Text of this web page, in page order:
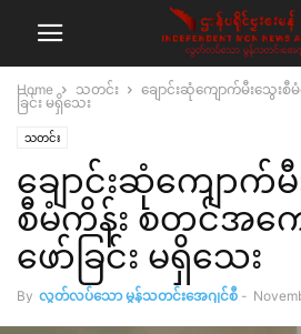
Home သတင်း
ချောင်းဆုံကျောက်မီးသွေ
ခြင်း မရှိသေး
သတင်း
ချောင်းဆုံကျောက်
စီမံကိန်း စတင်အ
ဖော်ခြင်း မရှိသေး
By လွတ်လပ်သော မွန်သတင်းအေဂျင်စီ -